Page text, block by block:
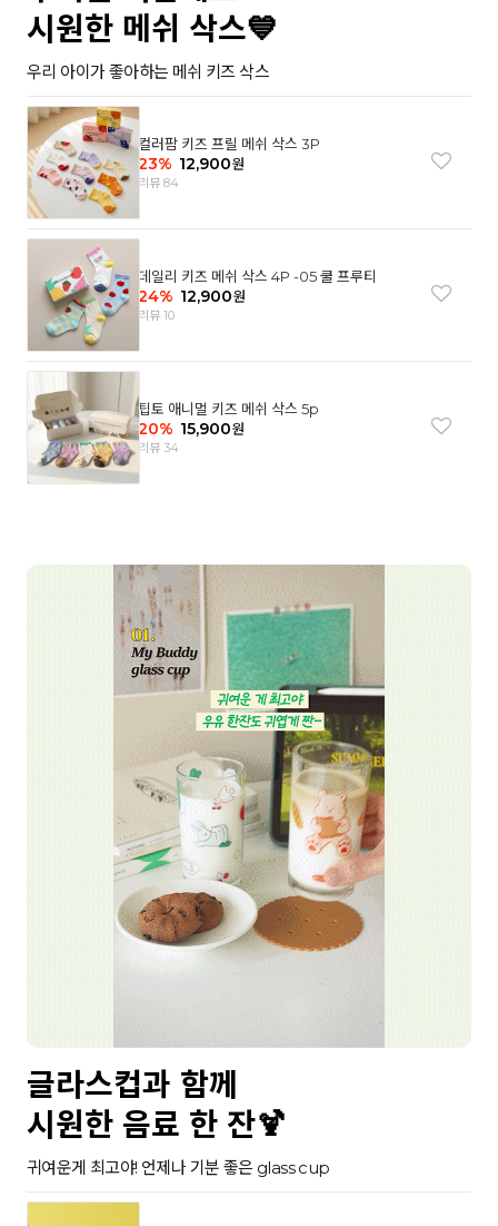
시원한 메쉬 삭스💙
우리 아이가 좋아하는 메쉬 키즈 삭스
컬러팜 키즈 프릴 메쉬 삭스 3P
23% 12,900원
리뷰 84
데일리 키즈 메쉬 삭스 4P -05 쿨 프루티
24% 12,900원
리뷰 10
팁토 애니멀 키즈 메쉬 삭스 5p
20% 15,900원
리뷰 34
글라스컵과 함께
시원한 음료 한 잔🍹
귀여운게 최고야! 언제나 기분 좋은 glass cup